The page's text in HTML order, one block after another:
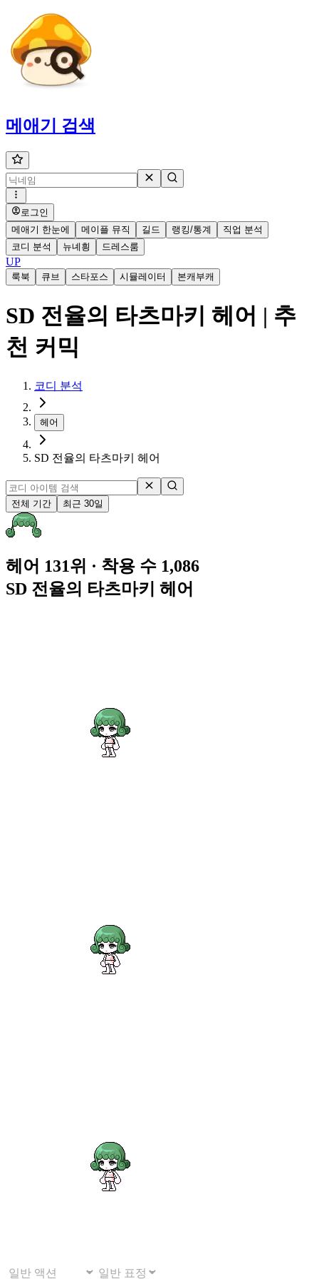
메애기 검색
로그인
메애기 한눈에
메이플 뮤직 길드 랭킹/통계
직업 분석
코디 분석
뉴녜힁 드레스룸
UP
룩북 큐브 스타포스 시뮬레이터 본캐부캐
SD 전율의 타츠마키 헤어 | 추
천 커믹
코디 분석
헤어
SD 전율의 타츠마키 헤어
전체 기간 최근 30일
헤어 131위 · 착용 수 1,086
SD 전율의 타츠마키 헤어